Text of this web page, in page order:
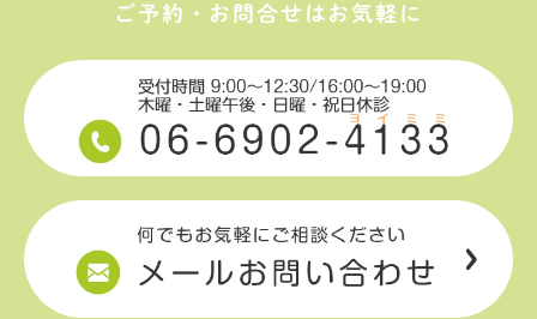
ご予約・お問合せはお気軽に